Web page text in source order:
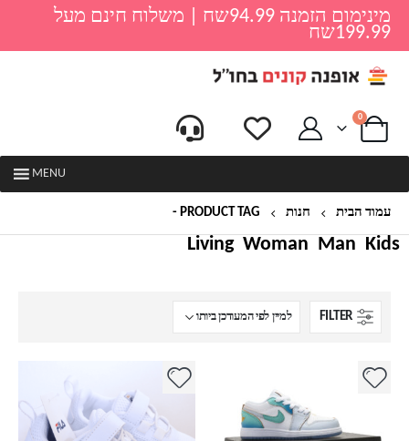
מינימום הזמנה 94.99שח | משלוח חינם מעל
199.99שח
0
MENU
עמוד הבית חנות PRODUCT TAG -
Kids
Man
Woman
Living
FILTER
למוצר
למוצר
מספר